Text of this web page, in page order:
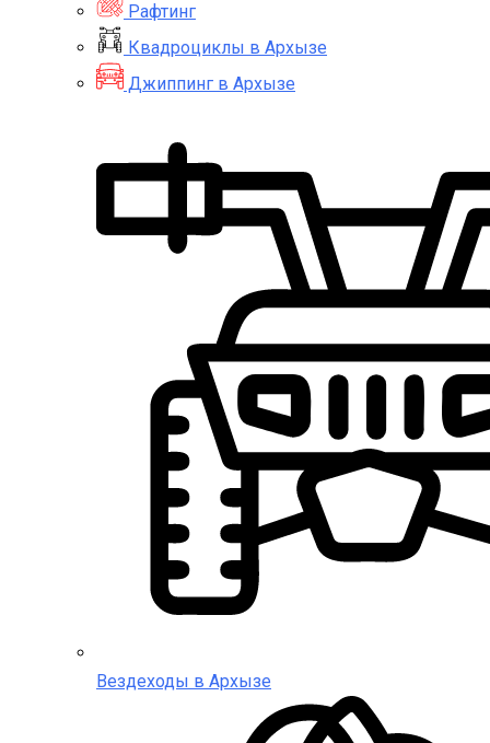
Рафтинг
Квадроциклы в Архызе
Джиппинг в Архызе
Вездеходы в Архызе